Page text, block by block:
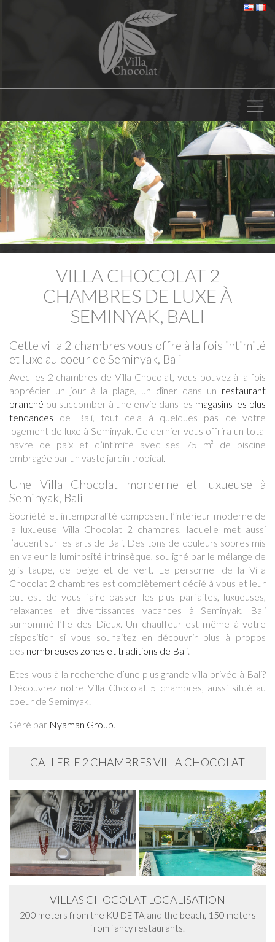
VILLA CHOCOLAT 2
CHAMBRES DE LUXE À
SEMINYAK, BALI
Cette villa 2 chambres vous offre à la fois intimité
et luxe au coeur de Seminyak, Bali
Avec les 2 chambres de Villa Chocolat, vous pouvez à la fois
apprécier un jour à la plage, un dîner dans un restaurant
branché ou succomber à une envie dans les magasins les plus
tendances de Bali, tout cela à quelques pas de votre
logement de luxe à Seminyak. Ce dernier vous offrira un total
havre de paix et d’intimité avec ses 75 m² de piscine
ombragée par un vaste jardin tropical.
Une Villa Chocolat morderne et luxueuse à
Seminyak, Bali
Sobriété et intemporalité composent l’intérieur moderne de
la luxueuse Villa Chocolat 2 chambres, laquelle met aussi
l’accent sur les arts de Bali. Des tons de couleurs sobres mis
en valeur la luminosité intrinsèque, souligné par le mélange de
gris taupe, de beige et de vert. Le personnel de la Villa
Chocolat 2 chambres est complètement dédié à vous et leur
but est de vous faire passer les plus parfaites, luxueuses,
relaxantes et divertissantes vacances à Seminyak, Bali
surnommé l’Ile des Dieux. Un chauffeur est même à votre
disposition si vous souhaitez en découvrir plus à propos
des nombreuses zones et traditions de Bali.
Etes-vous à la recherche d’une plus grande villa privée à Bali?
Découvrez notre Villa Chocolat 5 chambres, aussi situé au
coeur de Seminyak.
Géré par Nyaman Group.
GALLERIE 2 CHAMBRES VILLA CHOCOLAT
VILLAS CHOCOLAT LOCALISATION
200 meters from the KU DE TA and the beach, 150 meters
from fancy restaurants.